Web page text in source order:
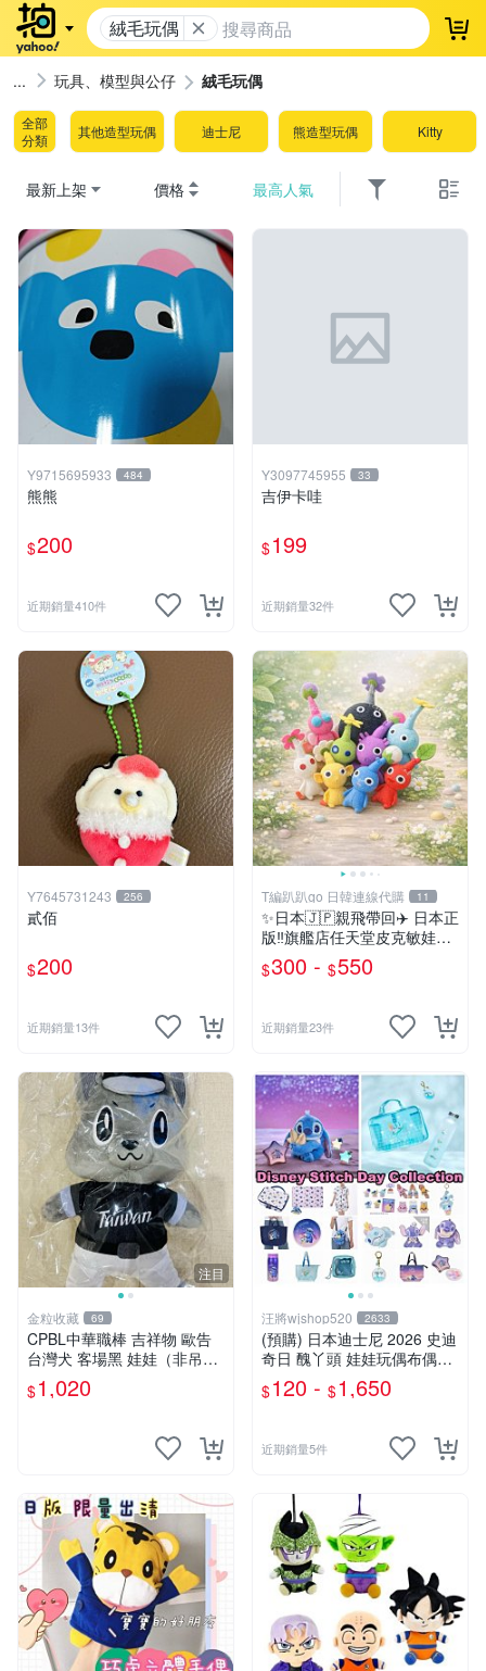
絨毛玩偶 登
玩具、模型與公仔 絨毛玩偶
全部
分類
其他造型玩偶 迪士尼 熊造型玩偶 Kitty
最新上架 價格 最高人氣
Y9715695933 484
熊熊
$200
近期銷量410件
Y3097745955 33
吉伊卡哇
$199
近期銷量32件
Y7645731243 256
貳佰
$200
近期銷量13件
T編趴趴go 日韓連線代購 11
✨日本🇯🇵親飛帶回✈️ 日本正
版‼️旗艦店任天堂皮克敏娃娃
PIKMIN 小吊飾 鑰匙圈
$300 - $550
近期銷量23件
注目
金粒收藏 69
CPBL中華職棒 吉祥物 歐告
台灣犬 客場黑 娃娃（非吊
飾）
$1,020
汪將wjshop520 2633
(預購) 日本迪士尼 2026 史迪
奇日 醜丫頭 娃娃玩偶布偶吊
飾鑰匙圈 涼毯 托特包置物包
購物袋 毛巾貼紙公仔盲盒
$120 - $1,650
近期銷量5件